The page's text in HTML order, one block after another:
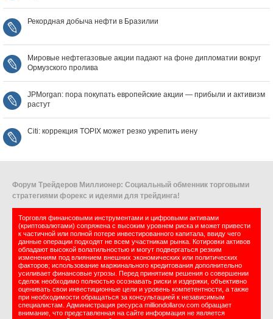
Рекордная добыча нефти в Бразилии
Мировые нефтегазовые акции падают на фоне дипломатии вокруг
Ормузского пролива
JPMorgan: пора покупать европейские акции — прибыли и активизм
растут
Citi: коррекция TOPIX может резко укрепить иену
Форум Трейдеров Миллионер: Социальный обменник торговыми
стратегиями форекс и идеями для трейдинга!
Торговля финансовыми инструментами и цифровыми активами
(криптовалютами) сопряжена с высоким уровнем риска и может привести
к частичной или полной потере инвестированного капитала, ввиду чего
данные операции подходят не всем участникам рынка. Котировки активов
обладают высокой волатильностью и могут подвергаться резким
изменениям под влиянием внешних экономических или политических
факторов; использование маржинального кредитования дополнительно
усиливает финансовые угрозы. Перед принятием решения о совершении
сделок необходимо полностью осознавать риски и издержки, объективно
оценивать свои инвестиционные цели и уровень компетентности, а также
при необходимости обращаться за консультацией к независимым
специалистам. Администрация ресурса milliondollarov.com обращает
внимание, что представленная на сайте информация не является